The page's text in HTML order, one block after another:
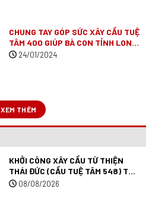
CHUNG TAY GÓP SỨC XÂY CẦU TUỆ
TÂM 400 GIÚP BÀ CON TỈNH LONG
AN(ĐÃ VẬN ĐỘNG XONG)
24/01/2024
XEM THÊM
KHỞI CÔNG XÂY CẦU TỪ THIỆN
THÁI ĐỨC (CẦU TUỆ TÂM 548) TẠI
ĐỒNG THÁP.
08/08/2026